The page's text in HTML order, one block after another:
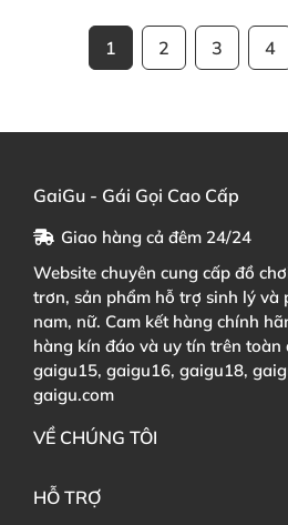
1 2 3 4
GaiGu - Gái Gọi Cao Cấp
Giao hàng cả đêm 24/24
Website chuyên cung cấp đồ
trơn, sản phẩm hỗ trợ sinh lý và
nam, nữ. Cam kết hàng chính
hàng kín đáo và uy tín trên toàn
gaigu15, gaigu16, gaigu18,
gaigu.com
VỀ CHÚNG TÔI
HỖ TRỢ